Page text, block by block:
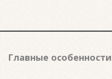
Главные особенности